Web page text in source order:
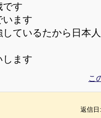
です
います
ているたから日本
します
こ
返信